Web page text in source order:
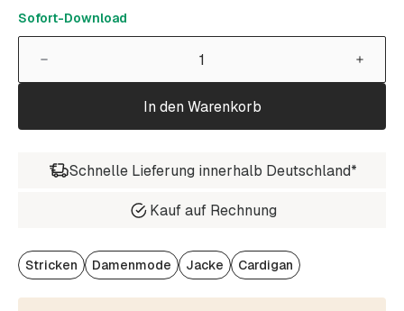
Sofort-Download
In den Warenkorb
Schnelle Lieferung innerhalb Deutschland*
Kauf auf Rechnung
Stricken Damenmode Jacke Cardigan